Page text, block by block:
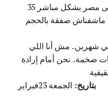
الملكية بيومين، حتى اليوم، حيث سيدير على مصر بشكل مباشر 35
ماشفناش صفقة بالحجم
24 مليار دولار في شهرين.. مش أنا اللي
ضخمة.. نحن أمام إرادة
بتاريخ: الجمعة 23فبراير